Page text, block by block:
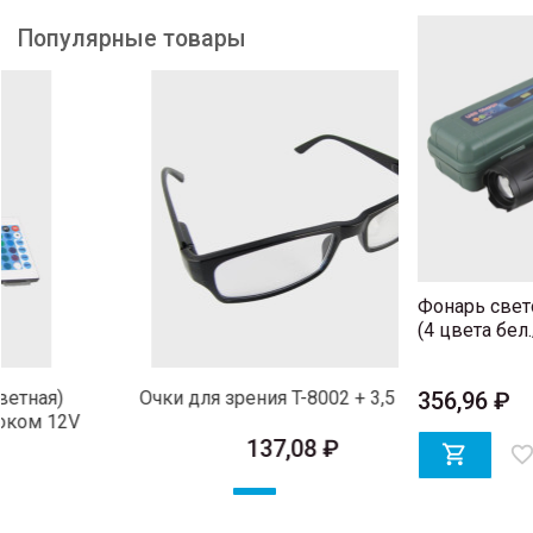
Популярные товары
Очки для зрения T-8002 + 3,5 Diopter
Набор
Фонарь
(4 цвета
356,96 ₽
 favorite_border